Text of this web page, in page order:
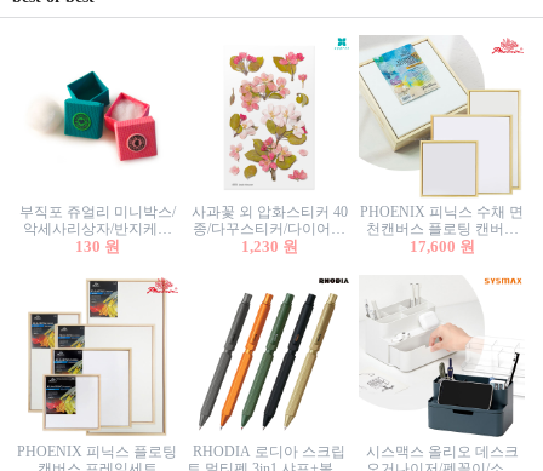
부직포 쥬얼리 미니박스/
악세사리상자/반지케이
스/반지상자/귀걸이상자/
130 원
사과꽃 외 압화스티커 40
종/다꾸스티커/다이어리
꾸미기/꽃스티커/자연물
1,230 원
PHOENIX 피닉스 수채 면
천캔버스 플로팅 캔버스
프레임세트 30x30cm/액자
17,600 원
PHOENIX 피닉스 플로팅
RHODIA 로디아 스크립
시스맥스 올리오 데스크